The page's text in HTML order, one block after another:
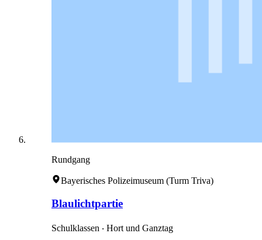
Rundgang
Bayerisches Polizeimuseum (Turm Triva)
Blaulichtpartie
Schulklassen ‧ Hort und Ganztag